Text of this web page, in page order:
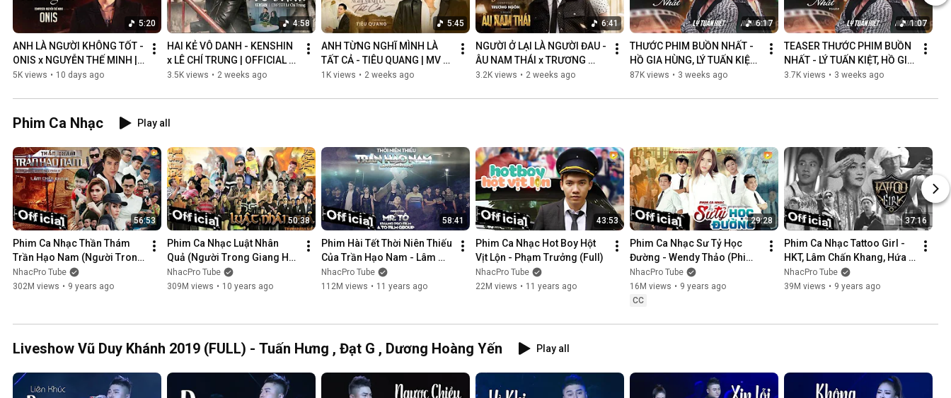
5:20
ANH LÀ NGƯỜI KHÔNG TỐT -
ONIS x NGUYỄN THẾ MINH |
OFFICIAL MV
5K views • 10 days ago
4:58
HAI KẺ VÔ DANH - KENSHIN
x LÊ CHÍ TRUNG | OFFICIAL
MUSIC VIDEO
3.5K views • 2 weeks ago
5:45
ANH TỪNG NGHĨ MÌNH LÀ
TẤT CẢ - TIÊU QUANG | MV
OFFICIAL
1K views • 2 weeks ago
6:41
NGƯỜI Ở LẠI LÀ NGƯỜI ĐAU -
ÂU NAM THÁI x TRƯƠNG
NGÔN | MV OFFICIAL
3.2K views • 2 weeks ago
6:17
THƯỚC PHIM BUỒN NHẤT -
HỒ GIA HÙNG, LÝ TUẤN KIỆT |
OFFICIAL MUSIC VIDEO
87K views • 3 weeks ago
1:07
TEASER THƯỚC PHIM BUỒN
NHẤT - LÝ TUẤN KIỆT, HỒ GIA
HÙNG | NGÀN LỜI NGƯỜI ĐÃ
3.7K views • 3 weeks ago
Phim Ca Nhạc Play all
56:53
Phim Ca Nhạc Thần Thám
Trần Hạo Nam (Người Trong
Giang Hồ 5) - Lâm Chấn
Khang 2017
NhacPro Tube
302M views • 9 years ago
50:38
Phim Ca Nhạc Luật Nhân
Quả (Người Trong Giang Hồ
4) - Lâm Chấn Khang 2016
NhacPro Tube
309M views • 10 years ago
58:41
Phim Hài Tết Thời Niên Thiếu
Của Trần Hạo Nam - Lâm
Chấn Khang [Official]
NhacPro Tube
112M views • 11 years ago
43:53
Phim Ca Nhạc Hot Boy Hột
Vịt Lộn - Phạm Trưởng (Full)
NhacPro Tube
22M views • 11 years ago
29:28
Phim Ca Nhạc Sư Tỷ Học
Đường - Wendy Thảo (Phim
Ca Nhạc Hay Nhất 2017)
NhacPro Tube
16M views • 9 years ago
CC
37:16
Phim Ca Nhạc Tattoo Girl -
HKT, Lâm Chấn Khang, Hứa
Minh Đạt, Thanh Tân
NhacPro Tube
39M views • 9 years ago
Liveshow Vũ Duy Khánh 2019 (FULL) - Tuấn Hưng , Đạt G , Dương Hoàng Yến Play all